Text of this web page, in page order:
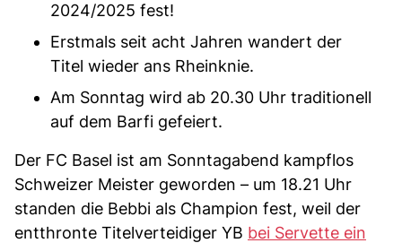
2024/2025 fest!
Erstmals seit acht Jahren wandert der
Titel wieder ans Rheinknie.
Am Sonntag wird ab 20.30 Uhr traditionell
auf dem Barfi gefeiert.
Der FC Basel ist am Sonntagabend kampflos
Schweizer Meister geworden – um 18.21 Uhr
standen die Bebbi als Champion fest, weil der
entthronte Titelverteidiger YB bei Servette ein